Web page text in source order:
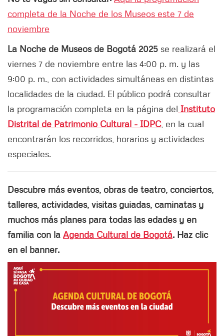
completa de la Noche de los Museos este 7 de
noviembre
La Noche de Museos de Bogotá 2025 se realizará el
viernes 7 de noviembre entre las 4:00 p. m. y las
9:00 p. m., con actividades simultáneas en distintas
localidades de la ciudad. El público podrá consultar
la programación completa en la página del Instituto
Distrital de Patrimonio Cultural - IDPC, en la cual
encontrarán los recorridos, horarios y actividades
especiales.
Descubre más eventos, obras de teatro, conciertos,
talleres, actividades, visitas guiadas, caminatas y
muchos más planes para todas las edades y en
familia con la Agenda Cultural de Bogotá. Haz clic
en el banner.